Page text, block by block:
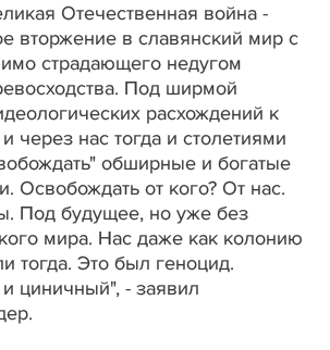
Отечественная война -
вторжение в славянский мир с
страдающего недугом
Под ширмой
расхождений к
через нас тогда и столетиями
обширные и богатые
Освобождать от кого? От нас.
Под будущее, но уже без
мира. Нас даже как колонию
тогда. Это был геноцид.
циничный", - заявил